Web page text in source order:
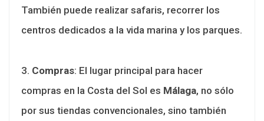
También puede realizar safaris, recorrer los
centros dedicados a la vida marina y los parques.
3. Compras: El lugar principal para hacer
compras en la Costa del Sol es Málaga, no sólo
por sus tiendas convencionales, sino también